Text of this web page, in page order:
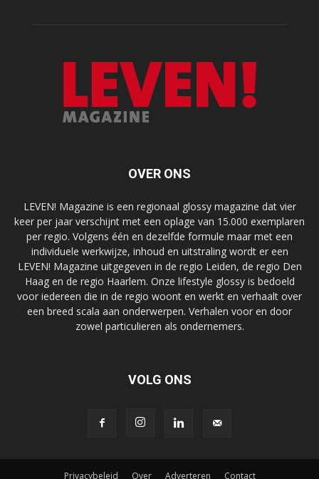
OVER ONS
LEVEN! Magazine is een regionaal glossy magazine dat vier
keer per jaar verschijnt met een oplage van 15.000 exemplaren
per regio. Volgens één en dezelfde formule maar met een
individuele werkwijze, inhoud en uitstraling wordt er een
LEVEN! Magazine uitgegeven in de regio Leiden, de regio Den
Haag en de regio Haarlem. Onze lifestyle glossy is bedoeld
voor iedereen die in de regio woont en werkt en verhaalt over
een breed scala aan onderwerpen. Verhalen voor en door
zowel particulieren als ondernemers.
VOLG ONS
Privacybeleid Over Adverteren Contact